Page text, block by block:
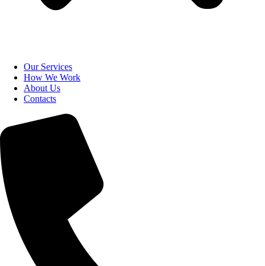
Our Services
How We Work
About Us
Contacts